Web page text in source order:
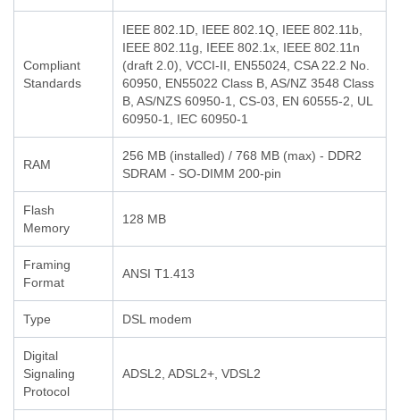
Compliant
Standards
IEEE 802.1D, IEEE 802.1Q, IEEE 802.11b,
IEEE 802.11g, IEEE 802.1x, IEEE 802.11n
(draft 2.0), VCCI-II, EN55024, CSA 22.2 No.
60950, EN55022 Class B, AS/NZ 3548 Class
B, AS/NZS 60950-1, CS-03, EN 60555-2, UL
60950-1, IEC 60950-1
RAM
256 MB (installed) / 768 MB (max) - DDR2
SDRAM - SO-DIMM 200-pin
Flash
Memory
128 MB
Framing
Format
ANSI T1.413
Type DSL modem
Digital
Signaling
Protocol
ADSL2, ADSL2+, VDSL2